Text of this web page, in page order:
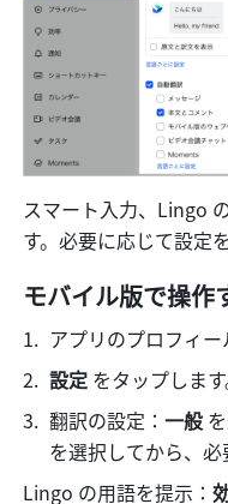
スマート入力、Lingo
す。必要に応じて設定
モバイル版で操作
アプリのプロフィー
設定 をタップします
翻訳の設定：一般
を選択してから、必
Lingo の用語を提示：